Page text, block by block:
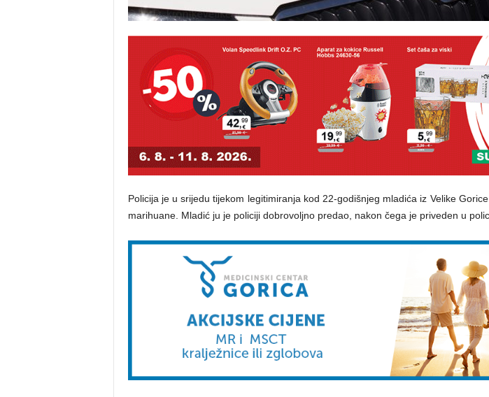
Policija je u srijedu tijekom legitimiranja kod 22-godišnjeg mladića iz Velike
marihuane. Mladić ju je policiji dobrovoljno predao, nakon čega je priveden u